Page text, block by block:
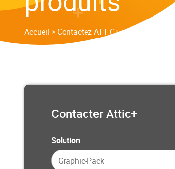
Accueil > Contactez ATTIC+ pour plus
Contacter Attic+
Solution